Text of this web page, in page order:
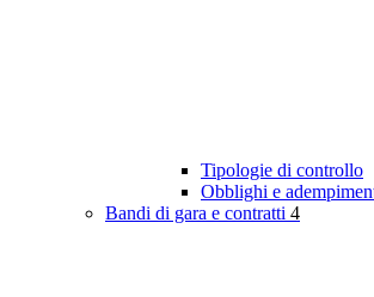
Tipologie di controllo
Obblighi e
Bandi di gara e contratti 4